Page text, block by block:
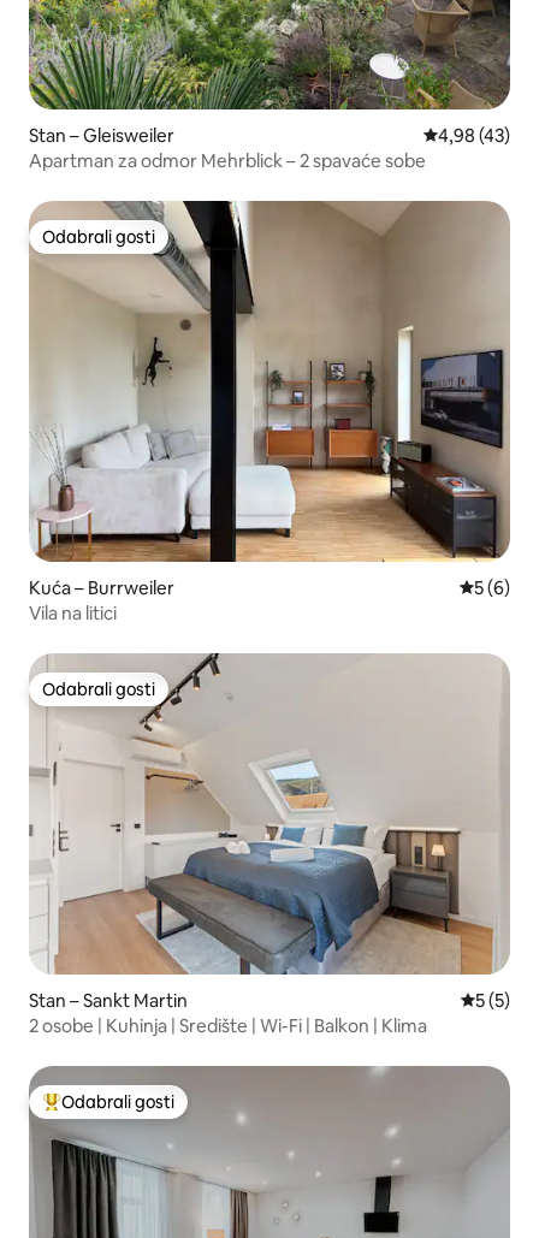
Stan – Gleisweiler Prosječna
4,98 (43)
Apartman za odmor Mehrblick – 2 spavaće sobe
Odabrali gosti
Odabrali gosti
Kuća – Burrweiler
5 (6)
Vila na litici
Odabrali gosti
Odabrali gosti
Stan – Sankt Martin
5 (5)
2 osobe | Kuhinja | Središte | Wi-Fi | Balkon | Klima
Među najviše rangiranima s oznakom „Odabrali gosti”
Odabrali gosti